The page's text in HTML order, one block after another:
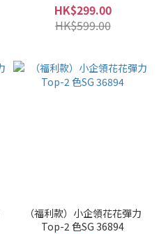
HK$299.00
HK$599.00
（福利款）小企領花花彈力
Top-2 色SG 36894